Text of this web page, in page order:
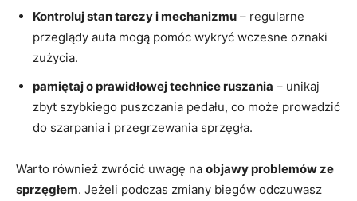
Kontroluj⁣ stan‍ tarczy‌ i ⁤mechanizmu –⁤ regularne
⁣przeglądy​ auta⁢ mogą pomóc wykryć wczesne oznaki
⁤zużycia.
pamiętaj o prawidłowej technice ruszania – unikaj
zbyt szybkiego puszczania pedału, co może‍ prowadzić
do szarpania ​i⁤ przegrzewania sprzęgła.
Warto również zwrócić uwagę na⁢ objawy problemów ze
sprzęgłem. Jeżeli podczas zmiany biegów odczuwasz